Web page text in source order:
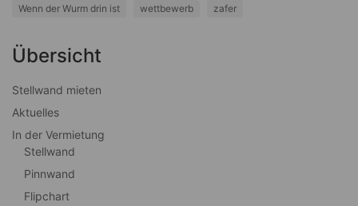
Wenn der Wurm drin ist
wettbewerb zafer
Übersicht
Stellwand mieten
Aktuelles
In der Vermietung
Stellwand
Pinnwand
Flipchart